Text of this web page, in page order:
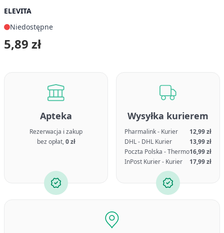
ELEVITA
Niedostępne
5,89 zł
Apteka
Rezerwacja i zakup
bez opłat,0 zł
Wysyłka kurierem
Pharmalink - Kurier
12,99 zł
DHL - DHL Kurier
13,99 zł
Poczta Polska - Thermo16,99 zł
InPost Kurier - Kurier
17,99 zł